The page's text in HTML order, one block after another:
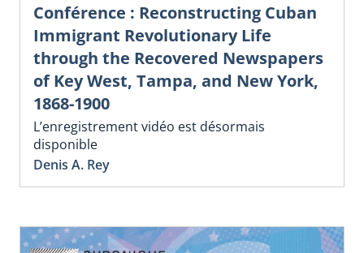
Conférence : Reconstructing Cuban
Immigrant Revolutionary Life
through the Recovered Newspapers
of Key West, Tampa, and New York,
1868-1900
L’enregistrement vidéo est désormais
disponible
Denis A. Rey